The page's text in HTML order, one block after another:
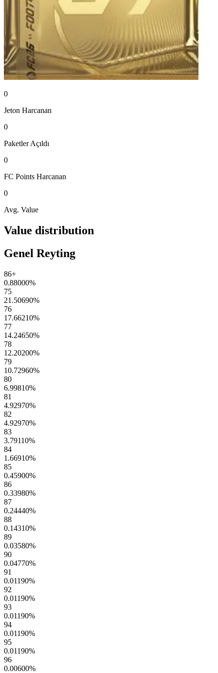
0
Jeton Harcanan
0
Paketler Açıldı
0
FC Points Harcanan
0
Avg. Value
Value distribution
Genel Reyting
86+
0.88000%
75
21.50690%
76
17.66210%
77
14.24650%
78
12.20200%
79
10.72960%
80
6.99810%
81
4.92970%
82
4.92970%
83
3.79110%
84
1.66910%
85
0.45900%
86
0.33980%
87
0.24440%
88
0.14310%
89
0.03580%
90
0.04770%
91
0.01190%
92
0.01190%
93
0.01190%
94
0.01190%
95
0.01190%
96
0.00600%